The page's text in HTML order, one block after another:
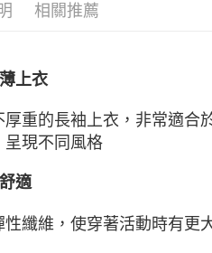
相關推薦
上衣
厚重的長袖上衣，非常適合
呈現不同風格
適
性纖維，使穿著活動時有更